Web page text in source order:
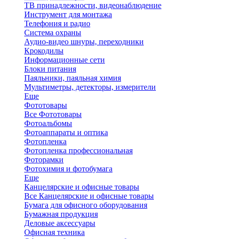
ТВ принадлежности, видеонаблюдение
Инструмент для монтажа
Телефония и радио
Система охраны
Аудио-видео шнуры, переходники
Крокодилы
Информационные сети
Блоки питания
Паяльники, паяльная химия
Мультиметры, детекторы, измерители
Еще
Фототовары
Все Фототовары
Фотоальбомы
Фотоаппараты и оптика
Фотопленка
Фотопленка профессиональная
Фоторамки
Фотохимия и фотобумага
Еще
Канцелярские и офисные товары
Все Канцелярские и офисные товары
Бумага для офисного оборудования
Бумажная продукция
Деловые аксессуары
Офисная техника